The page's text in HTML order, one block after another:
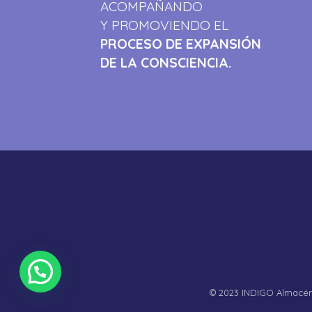
ACOMPAÑANDO
Y PROMOVIENDO EL
PROCESO DE EXPANSIÓN
DE LA CONSCIENCIA.
© 2023 INDIGO